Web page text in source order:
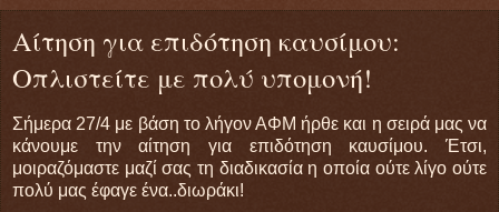
Αίτηση για επιδότηση καυσίμου:
Οπλιστείτε με πολύ υπομονή!
Σήμερα 27/4 με βάση το λήγον ΑΦΜ ήρθε και η σειρά μας να
κάνουμε την αίτηση για επιδότηση καυσίμου. Έτσι,
μοιραζόμαστε μαζί σας τη διαδικασία η οποία ούτε λίγο ούτε
πολύ μας έφαγε ένα..διωράκι!